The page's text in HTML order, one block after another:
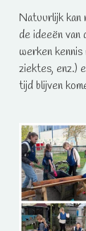
Natuurlijk kan
de ideeën
werken
ziektes, enz.)
tijd blijven